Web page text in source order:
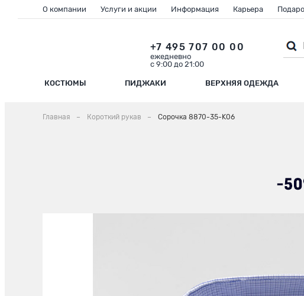
КОСТЮМЫ ПИДЖАКИ ВЕРХНЯЯ ОДЕЖДА
+7 495 707 00 00
ежедневно
с 9:00 до 21:00
О компании Услуги и акции Информация Карьера
Главная Короткий рукав Сорочка 8870-35-K06